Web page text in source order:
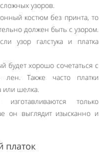
узоров.
костюм без принта, то
должен быть с узором.
узор галстука и платка
будет хорошо сочетаться с
Также часто платки
или шелка.
изготавливаются только
он выглядит изысканно и
платок